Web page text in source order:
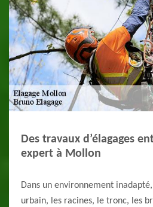
Des travaux d’élagages
expert à Mollon
Dans un environnement
urbain, les racines, le tronc, les